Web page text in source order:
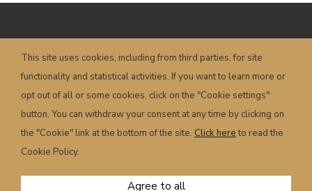
00658350251 – Piazza Dogliani, 19 – 32022
Caprile (BL) – Italy
info@hotelposta.com
Terms and conditions
Powered by
sersis.com
This site uses cookies, including from third parties, for site
functionality and statistical activities. If you want to learn more or
opt out of all or some cookies, click on the "Cookie settings"
button. You can withdraw your consent at any time by clicking on
the "Cookie" link at the bottom of the site. Click hereto read the
Cookie Policy.
Agree to all